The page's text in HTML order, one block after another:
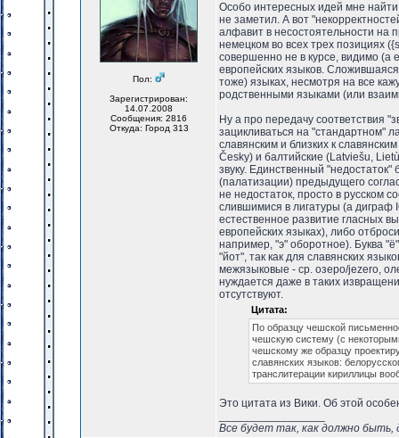
Пол:
Зарегистрирован:
14.07.2008
Сообщения: 2816
Откуда: Город 313
Особо интересных идей мне
не заметил. А вот
алфавит в несостоятельности на
немецком во всех трех позициях
совершенно не в курсе, видимо (а
европейских языков.
тоже) языках, несмотря на все
родственными языками (или
Ну а про передачу соответствия
зацикливаться на "стандартном"
славянским и близких к
Česky) и балтийские (Latviešu,
звуку. Единственный "недостаток"
(палатизации) предыдущего
не недостаток, просто в русском
слившимися в лигатуры (а диграф
естественное развитие гласных
европейских языках), либо
например, "э" оборотное). Буква
"йот", так как для славянских
межязыковые - ср. озеро/jezero,
нуждается даже в таких
отсутствуют.
Цитата:
По образцу чешской
чешскую систему (с
чешскому же образцу
славянских языков:
транслитерации кириллицы
Это цитата из Вики. Об этой
Все будет так, как должно быть,